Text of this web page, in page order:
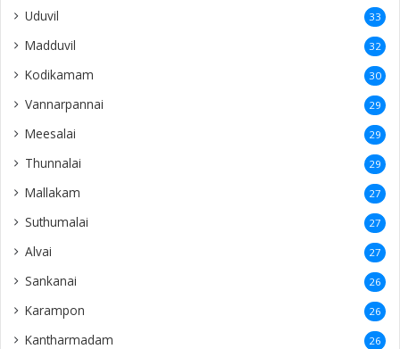
Uduvil 33
Madduvil 32
Kodikamam 30
Vannarpannai 29
Meesalai 29
Thunnalai 29
Mallakam 27
Suthumalai 27
Alvai 27
Sankanai 26
Karampon 26
Kantharmadam 26